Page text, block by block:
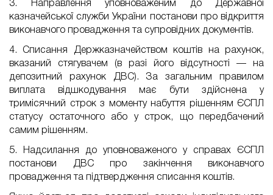
3. Направлення уповноваженим до Державної
казначейської служби України постанови про відкриття
виконавчого провадження та супровідних документів.
4. Списання Держказначейством коштів на рахунок,
вказаний стягувачем (в разі його відсутності — на
депозитний рахунок ДВС). За загальним правилом
виплата відшкодування має бути здійснена у
тримісячний строк з моменту набуття рішенням ЄСПЛ
статусу остаточного або у строк, що передбачений
самим рішенням.
5. Надсилання до уповноваженого у справах ЄСПЛ
постанови ДВС про закінчення виконавчого
провадження та підтвердження списання коштів.